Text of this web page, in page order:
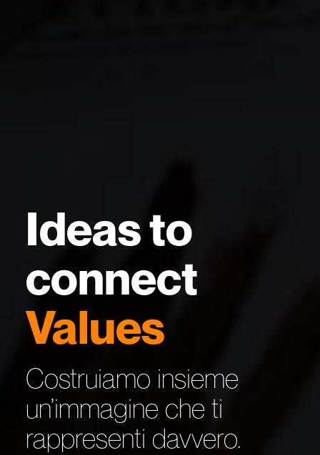
Ideas to
connect
Values
Costruiamo insieme
un’immagine che ti
rappresenti davvero.